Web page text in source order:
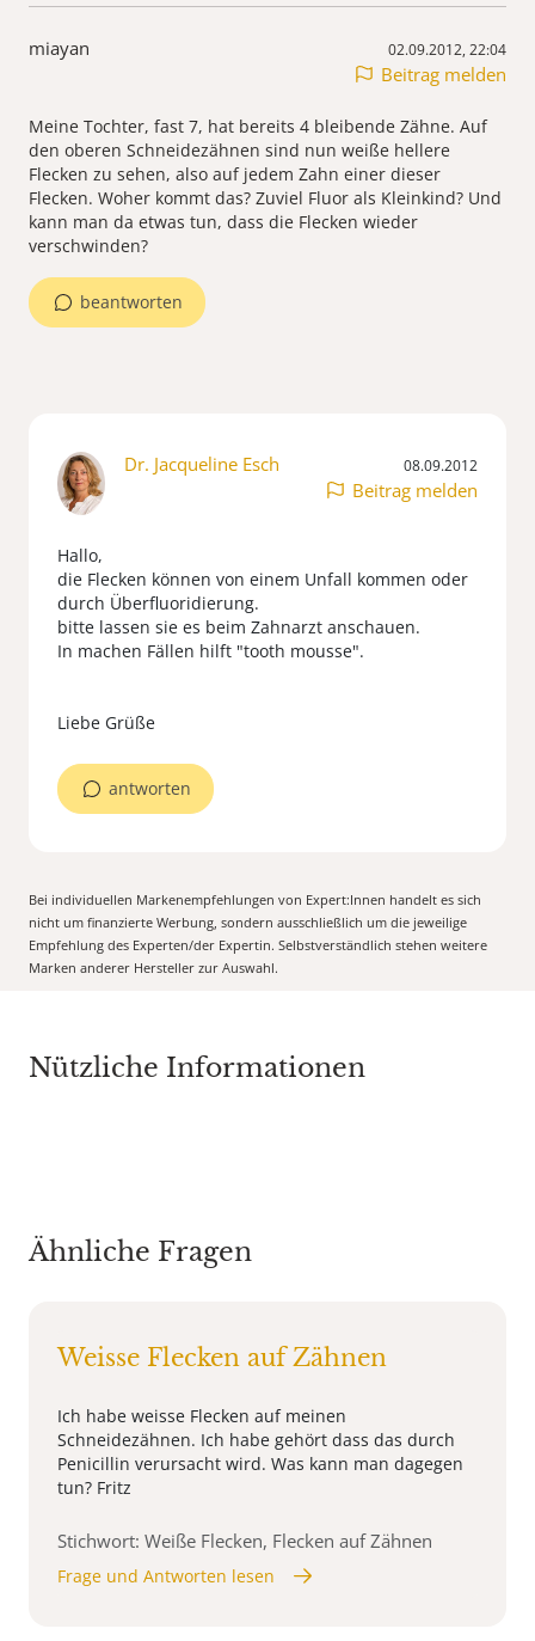
miayan 02.09.2012, 22:04
Beitrag melden
Meine Tochter, fast 7, hat bereits 4 bleibende Zähne. Auf
den oberen Schneidezähnen sind nun weiße hellere
Flecken zu sehen, also auf jedem Zahn einer dieser
Flecken. Woher kommt das? Zuviel Fluor als Kleinkind? Und
kann man da etwas tun, dass die Flecken wieder
verschwinden?
beantworten
Dr. Jacqueline Esch 08.09.2012
Beitrag melden
Hallo,
die Flecken können von einem Unfall kommen oder
durch Überfluoridierung.
bitte lassen sie es beim Zahnarzt anschauen.
In machen Fällen hilft "tooth mousse".
Liebe Grüße
antworten
Bei individuellen Markenempfehlungen von Expert:Innen handelt es sich
nicht um finanzierte Werbung, sondern ausschließlich um die jeweilige
Empfehlung des Experten/der Expertin. Selbstverständlich stehen weitere
Marken anderer Hersteller zur Auswahl.
Nützliche Informationen
Ähnliche Fragen
Weisse Flecken auf Zähnen
Ich habe weisse Flecken auf meinen
Schneidezähnen. Ich habe gehört dass das durch
Penicillin verursacht wird. Was kann man dagegen
tun? Fritz
Stichwort: Weiße Flecken, Flecken auf Zähnen
Frage und Antworten lesen